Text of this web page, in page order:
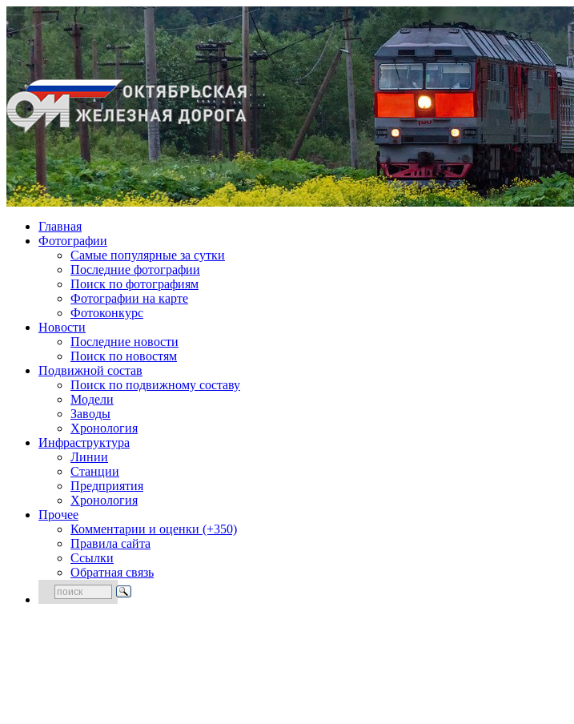
Главная
Фотографии
Cамые популярные за сутки
Последние фотографии
Поиск по фотографиям
Фотографии на карте
Фотоконкурс
Новости
Последние новости
Поиск по новостям
Подвижной состав
Поиск по подвижному составу
Модели
Заводы
Хронология
Инфраструктура
Линии
Станции
Предприятия
Хронология
Прочее
Комментарии и оценки (+350)
Правила сайта
Ссылки
Обратная связь